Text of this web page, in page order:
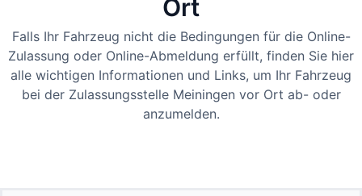
Ort
Falls Ihr Fahrzeug nicht die Bedingungen für die Online-
Zulassung oder Online-Abmeldung erfüllt, finden Sie hier
alle wichtigen Informationen und Links, um Ihr Fahrzeug
bei der Zulassungsstelle Meiningen vor Ort ab- oder
anzumelden.